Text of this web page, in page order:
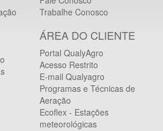
Trabalhe Conosco
ÁREA DO CLIENTE
Portal QualyAgro
Acesso Restrito
E-mail Qualyagro
Programas e Técnicas de
Aeração
Ecoflex - Estações
meteorológicas